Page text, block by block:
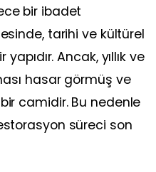
bir ibadet
tarihi ve kültürel
Ancak, yıllık ve
hasar görmüş ve
camidir. Bu nedenle
süreci son